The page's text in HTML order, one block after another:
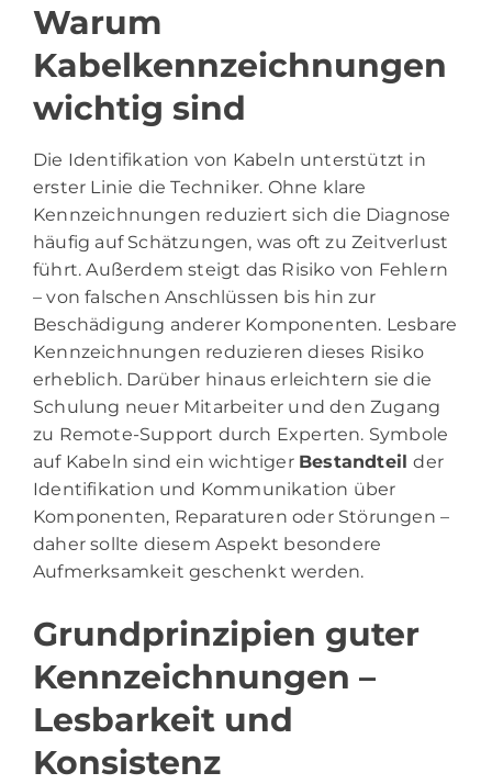
Warum
Kabelkennzeichnungen
wichtig sind
Die Identifikation von Kabeln unterstützt in
erster Linie die Techniker. Ohne klare
Kennzeichnungen reduziert sich die Diagnose
häufig auf Schätzungen, was oft zu Zeitverlust
führt. Außerdem steigt das Risiko von Fehlern
– von falschen Anschlüssen bis hin zur
Beschädigung anderer Komponenten. Lesbare
Kennzeichnungen reduzieren dieses Risiko
erheblich. Darüber hinaus erleichtern sie die
Schulung neuer Mitarbeiter und den Zugang
zu Remote-Support durch Experten. Symbole
auf Kabeln sind ein wichtiger Bestandteilder
Identifikation und Kommunikation über
Komponenten, Reparaturen oder Störungen –
daher sollte diesem Aspekt besondere
Aufmerksamkeit geschenkt werden.
Grundprinzipien guter
Kennzeichnungen –
Lesbarkeit und
Konsistenz